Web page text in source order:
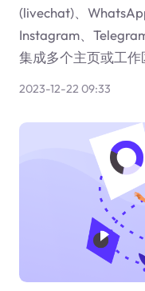
(livechat)、
Instagram、
集成多个主页或工作
2023-12-22 09:33